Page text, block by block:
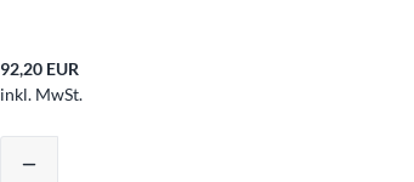
92,20 EUR
inkl. MwSt.
Produktmenge auswählen und
remove